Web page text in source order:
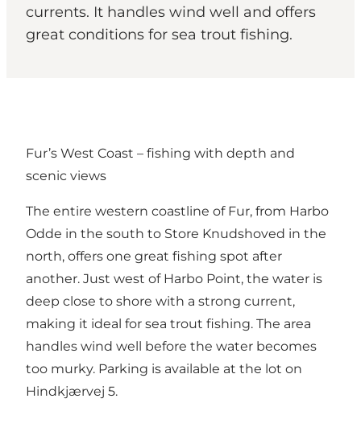
currents. It handles wind well and offers
great conditions for sea trout fishing.
Fur’s West Coast – fishing with depth and
scenic views
The entire western coastline of Fur, from Harbo
Odde in the south to Store Knudshoved in the
north, offers one great fishing spot after
another. Just west of Harbo Point, the water is
deep close to shore with a strong current,
making it ideal for sea trout fishing. The area
handles wind well before the water becomes
too murky. Parking is available at the lot on
Hindkjærvej 5.